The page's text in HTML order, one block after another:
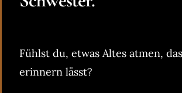
Fühlst du, etwas Altes atmen,
erinnern lässt?